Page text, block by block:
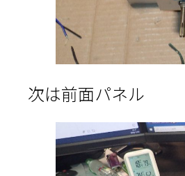
次は前面パネル